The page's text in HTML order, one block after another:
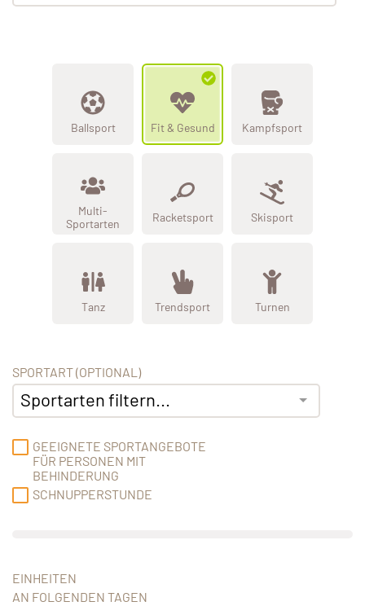
Ballsport Fit & Gesund Kampfsport
Multi-
Sportarten
Racketsport Skisport
Tanz Trendsport Turnen
SPORTART (OPTIONAL)
Sportarten filtern...
GEEIGNETE SPORTANGEBOTE
FÜR PERSONEN MIT
BEHINDERUNG
SCHNUPPERSTUNDE
EINHEITEN
AN FOLGENDEN TAGEN